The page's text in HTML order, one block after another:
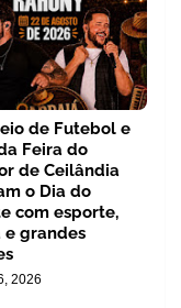
de Futebol e
Feira do
de Ceilândia
o Dia do
com esporte,
grandes
2026